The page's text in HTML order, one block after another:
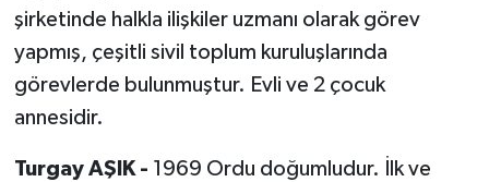
şirketinde halkla ilişkiler uzmanı olarak görev
yapmış, çeşitli sivil toplum kuruluşlarında
görevlerde bulunmuştur. Evli ve 2 çocuk
annesidir.
Turgay AŞIK - 1969 Ordu doğumludur. İlk ve